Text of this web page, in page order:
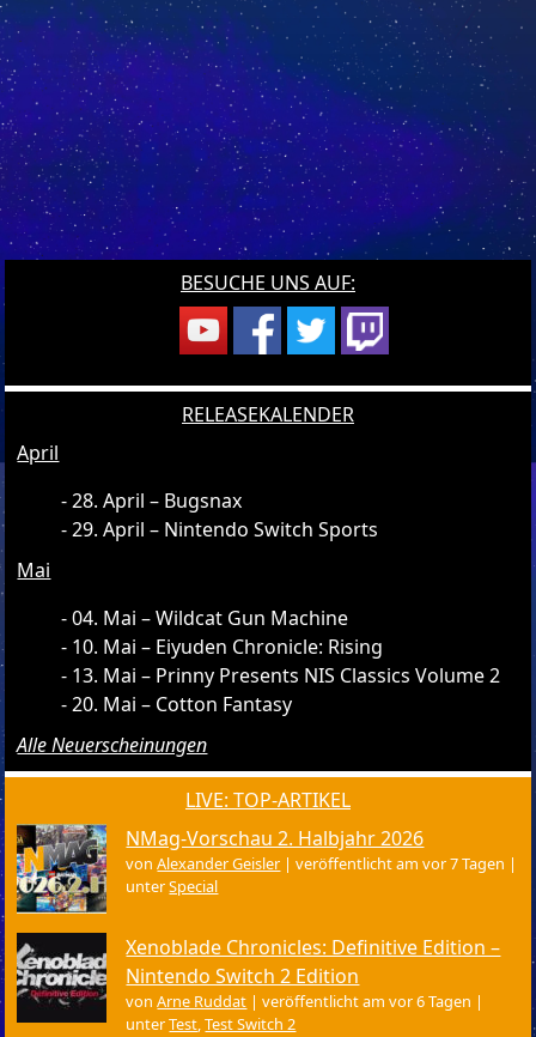
BESUCHE UNS AUF:
RELEASEKALENDER
April
28. April – Bugsnax
29. April – Nintendo Switch Sports
Mai
04. Mai – Wildcat Gun Machine
10. Mai – Eiyuden Chronicle: Rising
13. Mai – Prinny Presents NIS Classics Volume 2
20. Mai – Cotton Fantasy
Alle Neuerscheinungen
LIVE: TOP-ARTIKEL
NMag-Vorschau 2. Halbjahr 2026
vonAlexander Geisler |veröffentlicht am vor 7 Tagen |
unterSpecial
Xenoblade Chronicles: Definitive Edition –
Nintendo Switch 2 Edition
vonArne Ruddat |veröffentlicht am vor 6 Tagen |
unterTest,Test Switch 2